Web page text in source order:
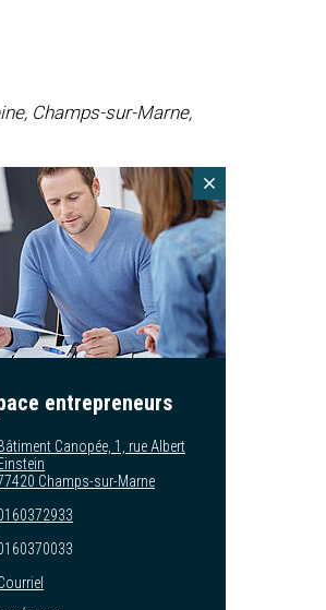
Champs-sur-Marne,
entrepreneurs
Canopée, 1, rue Albert
Champs-sur-Marne